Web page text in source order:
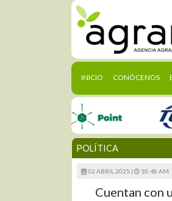
INICIO (CURRENT)
CONÓCENOS
POLÍTICA
02 ABRIL 2025 | 10:48 AM
Cuentan con